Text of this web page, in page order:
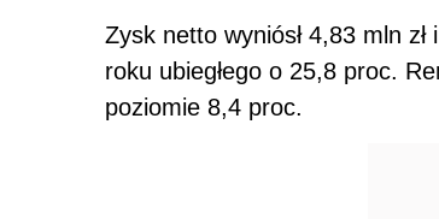
Zysk netto wyniósł 4,83 mln
roku ubiegłego o 25,8 proc.
poziomie 8,4 proc.